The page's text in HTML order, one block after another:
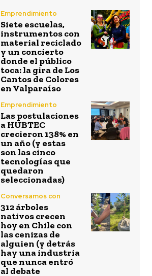
Emprendimiento
Siete escuelas,
instrumentos con
material reciclado
y un concierto
donde el público
toca: la gira de Los
Cantos de Colores
en Valparaíso
Emprendimiento
Las postulaciones
a HUBTEC
crecieron 138% en
un año (y estas
son las cinco
tecnologías que
quedaron
seleccionadas)
Conversamos con
312 árboles
nativos crecen
hoy en Chile con
las cenizas de
alguien (y detrás
hay una industria
que nunca entró
al debate